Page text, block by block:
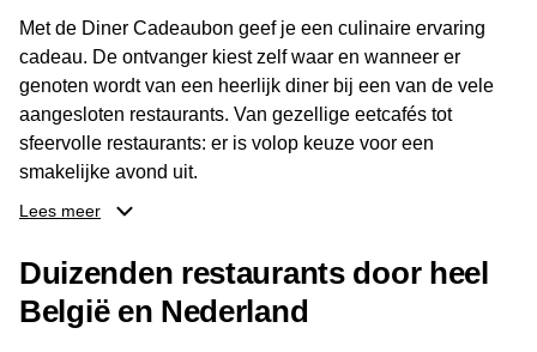
Met de Diner Cadeaubon geef je een culinaire ervaring
cadeau. De ontvanger kiest zelf waar en wanneer er
genoten wordt van een heerlijk diner bij een van de vele
aangesloten restaurants. Van gezellige eetcafés tot
sfeervolle restaurants: er is volop keuze voor een
smakelijke avond uit.
ontvanger eenvoudig een locatie kiezen die past bij de
smaak en gelegenheid. Zo geeft de Diner Cadeaubon niet
alleen een diner, maar ook een gezellig moment om
Lees meer
Duizenden restaurants door heel
België en Nederland